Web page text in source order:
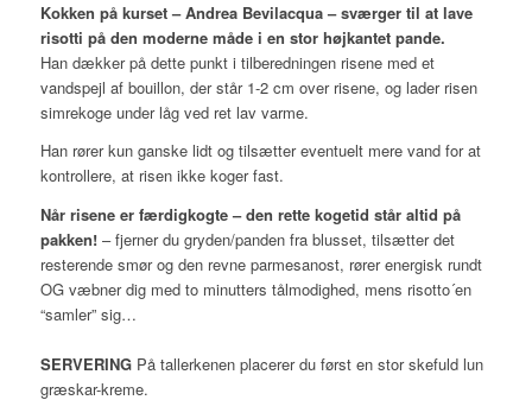
Kokken på kurset – Andrea Bevilacqua – sværger til at lave
risotti på den moderne måde i en stor højkantet pande.
Han dækker på dette punkt i tilberedningen risene med et
vandspejl af bouillon, der står 1-2 cm over risene, og lader risen
simrekoge under låg ved ret lav varme.
Han rører kun ganske lidt og tilsætter eventuelt mere vand for at
kontrollere, at risen ikke koger fast.
Når risene er færdigkogte – den rette kogetid står altid på
pakken!– fjerner du gryden/panden fra blusset, tilsætter det
resterende smør og den revne parmesanost, rører energisk rundt
OG væbner dig med to minutters tålmodighed, mens risotto´en
“samler” sig…
SERVERINGPå tallerkenen placerer du først en stor skefuld lun
græskar-kreme.